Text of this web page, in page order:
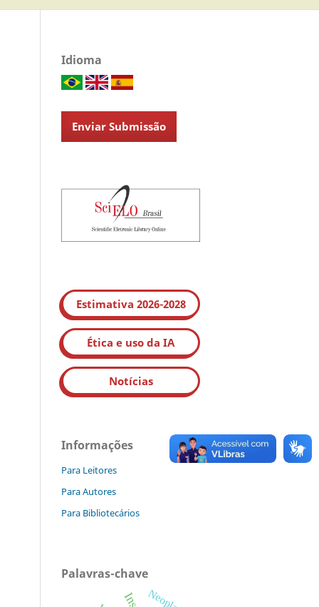
Idioma
Enviar Submissão
Estimativa 2026-2028
Ética e uso da IA
Notícias
Informações
Para Leitores
Para Autores
Para Bibliotecários
Palavras-chave